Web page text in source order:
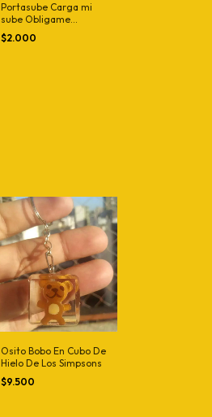
Portasube Carga mi
sube Obligame
Simpson
$2.000
Osito Bobo En Cubo De
Hielo De Los Simpsons
$9.500